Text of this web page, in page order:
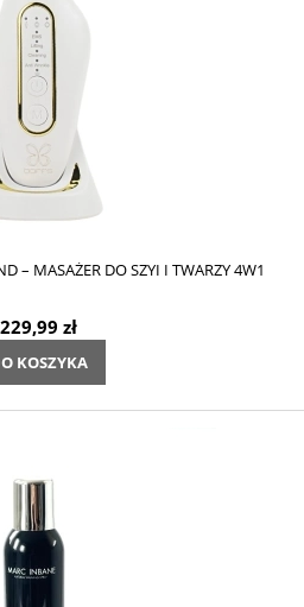
– MASAŻER DO SZYI I TWARZY 4W1
229,99 zł
KOSZYKA